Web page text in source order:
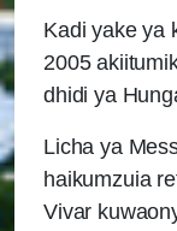
Kadi yake ya
2005
dhidi ya
Licha ya
haikumzuia
Vivar